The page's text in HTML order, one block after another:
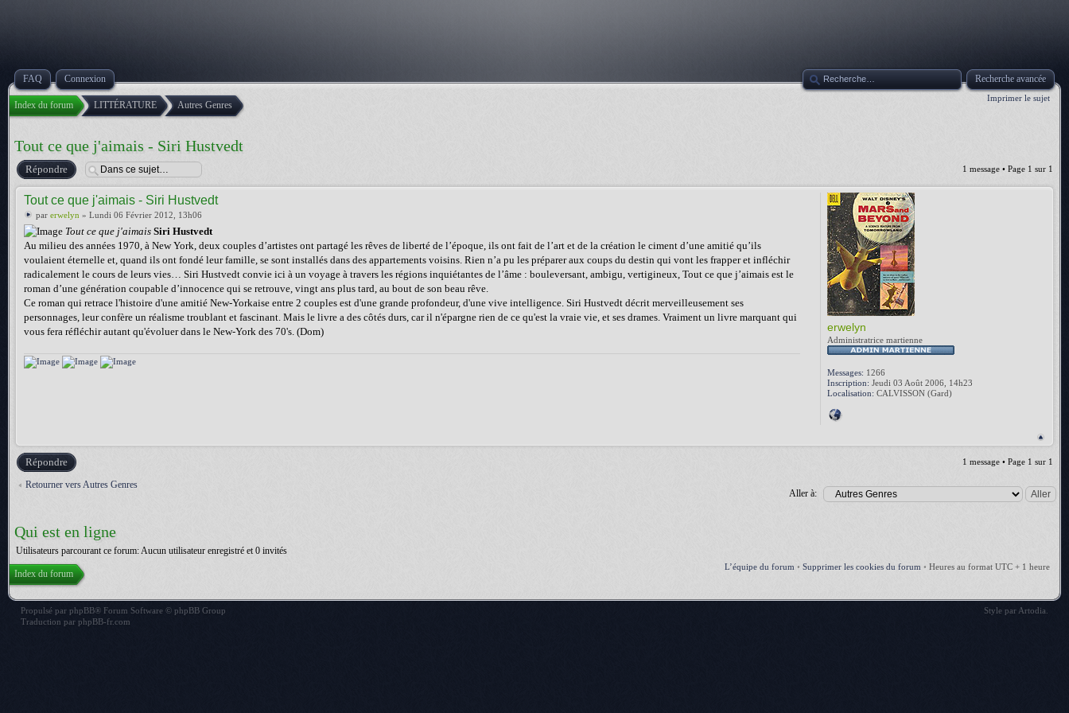
FAQ Connexion Recherche avancée
Imprimer le sujet
Index du forum LITTÉRATURE Autres Genres
Tout ce que j'aimais - Siri Hustvedt
Répondre 1 message • Page 1 sur 1
Tout ce que j'aimais - Siri Hustvedt
par erwelyn » Lundi 06 Février 2012, 13h06
Tout ce que j'aimais Siri Hustvedt
Au milieu des années 1970, à New York, deux couples d’artistes ont partagé les rêves de liberté de l’époque, ils ont fait de l’art et de la création le ciment d’une amitié qu’ils
voulaient éternelle et, quand ils ont fondé leur famille, se sont installés dans des appartements voisins. Rien n’a pu les préparer aux coups du destin qui vont les frapper et infléchir
radicalement le cours de leurs vies… Siri Hustvedt convie ici à un voyage à travers les régions inquiétantes de l’âme : bouleversant, ambigu, vertigineux, Tout ce que j’aimais est le
roman d’une génération coupable d’innocence qui se retrouve, vingt ans plus tard, au bout de son beau rêve.
Ce roman qui retrace l'histoire d'une amitié New-Yorkaise entre 2 couples est d'une grande profondeur, d'une vive intelligence. Siri Hustvedt décrit merveilleusement ses
personnages, leur confère un réalisme troublant et fascinant. Mais le livre a des côtés durs, car il n'épargne rien de ce qu'est la vraie vie, et ses drames. Vraiment un livre marquant qui
vous fera réfléchir autant qu'évoluer dans le New-York des 70's. (Dom)
erwelyn
Administratrice martienne
Messages: 1266
Inscription: Jeudi 03 Août 2006, 14h23
Localisation: CALVISSON (Gard)
Répondre 1 message • Page 1 sur 1
Retourner vers Autres Genres
Aller à:
Qui est en ligne
Utilisateurs parcourant ce forum: Aucun utilisateur enregistré et 0 invités
L’équipe du forum • Supprimer les cookies du forum • Heures au format UTC + 1 heure
Index du forum
Propulsé par phpBB® Forum Software © phpBB Group
Traduction par phpBB-fr.com
Style par Artodia